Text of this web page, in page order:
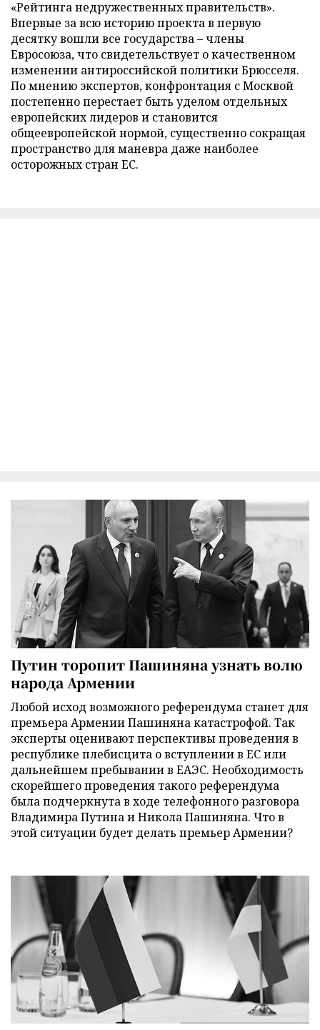
«Рейтинга недружественных правительств».
Впервые за всю историю проекта в первую
десятку вошли все государства – члены
Евросоюза, что свидетельствует о качественном
изменении антироссийской политики Брюсселя.
По мнению экспертов, конфронтация с Москвой
постепенно перестает быть уделом отдельных
европейских лидеров и становится
общеевропейской нормой, существенно сокращая
пространство для маневра даже наиболее
осторожных стран ЕС.
Путин торопит Пашиняна узнать волю
народа Армении
Любой исход возможного референдума станет для
премьера Армении Пашиняна катастрофой. Так
эксперты оценивают перспективы проведения в
республике плебисцита о вступлении в ЕС или
дальнейшем пребывании в ЕАЭС. Необходимость
скорейшего проведения такого референдума
была подчеркнута в ходе телефонного разговора
Владимира Путина и Никола Пашиняна. Что в
этой ситуации будет делать премьер Армении?